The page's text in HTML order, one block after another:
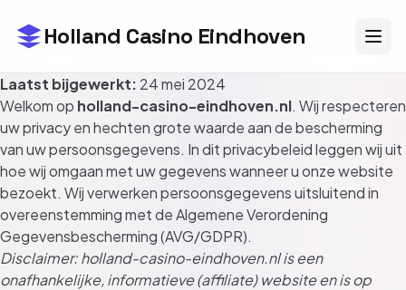
Holland Casino Eindhoven
Laatst bijgewerkt: 24 mei 2024
Welkom op holland-casino-eindhoven.nl. Wij respecteren
uw privacy en hechten grote waarde aan de bescherming
van uw persoonsgegevens. In dit privacybeleid leggen wij uit
hoe wij omgaan met uw gegevens wanneer u onze website
bezoekt. Wij verwerken persoonsgegevens uitsluitend in
overeenstemming met de Algemene Verordening
Gegevensbescherming (AVG/GDPR).
Disclaimer: holland-casino-eindhoven.nl is een
onafhankelijke, informatieve (affiliate) website en is op